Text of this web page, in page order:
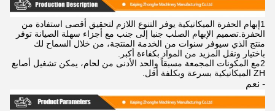
1إبهام الحفرة الميكانيكية يوفر التنوع اللازم لتحقيق أقصى استفادة من
الحفرة.تصميم الإبهام الصلب جنبا إلى جنب مع أجزاء سهلة الصيانة توفر
منتج الذي سيوفر سنوات من الخدمة المنتجة، من خلال السماح لك
باختيار ونقل المزيد من المواد بكفاءة أكبر.
2مع المكونات المجمعة مسبقاً والحد الأدنى من لحام، يمكن تشغيل أصابع
ZH الميكانيكية بسرعة وبكلفة أقل.
- نعم